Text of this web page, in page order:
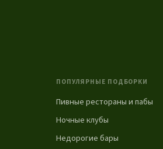
ПОПУЛЯРНЫЕ ПОДБОРКИ
Пивные рестораны и пабы
Ночные клубы
Недорогие бары